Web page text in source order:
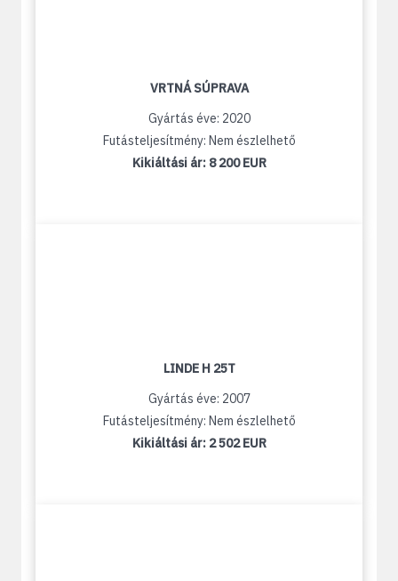
VRTNÁ SÚPRAVA
Gyártás éve: 2020
Futásteljesítmény: Nem észlelhető
Kikiáltási ár: 8 200 EUR
LINDE H 25T
Gyártás éve: 2007
Futásteljesítmény: Nem észlelhető
Kikiáltási ár: 2 502 EUR